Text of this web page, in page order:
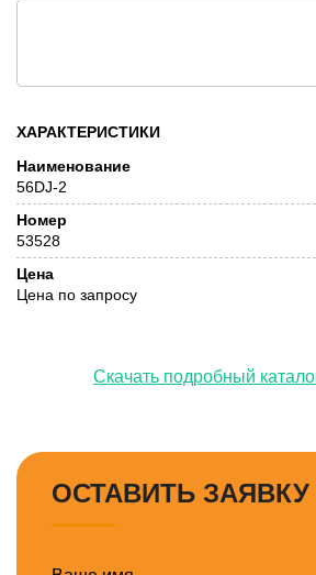
ХАРАКТЕРИСТИКИ
Наименование
56DJ-2
Номер
53528
Цена
Цена по запросу
Скачать подробный
ОСТАВИТЬ ЗАЯВКУ